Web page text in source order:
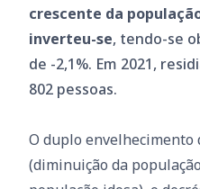
crescente da
inverteu-se, tendo-se
de -2,1%. Em 2021,
802 pessoas.
O duplo envelhecimento
(diminuição da